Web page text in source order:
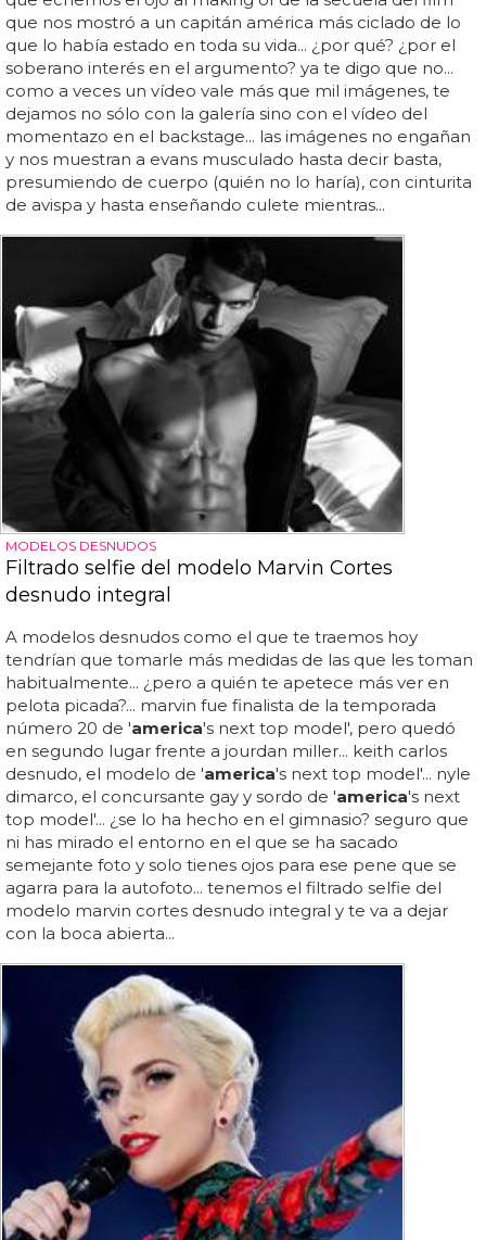
que nos mostró a un capitán américa más ciclado de lo
que lo había estado en toda su vida... ¿por qué? ¿por el
soberano interés en el argumento? ya te digo que no...
como a veces un vídeo vale más que mil imágenes, te
dejamos no sólo con la galería sino con el vídeo del
momentazo en el backstage... las imágenes no engañan
y nos muestran a evans musculado hasta decir basta,
presumiendo de cuerpo (quién no lo haría), con cinturita
de avispa y hasta enseñando culete mientras...
MODELOS DESNUDOS
Filtrado selfie del modelo Marvin Cortes
desnudo integral
A modelos desnudos como el que te traemos hoy
tendrían que tomarle más medidas de las que les toman
habitualmente... ¿pero a quién te apetece más ver en
pelota picada?... marvin fue finalista de la temporada
número 20 de 'america's next top model', pero quedó
en segundo lugar frente a jourdan miller... keith carlos
desnudo, el modelo de 'america's next top model'... nyle
dimarco, el concursante gay y sordo de 'america's next
top model'... ¿se lo ha hecho en el gimnasio? seguro que
ni has mirado el entorno en el que se ha sacado
semejante foto y solo tienes ojos para ese pene que se
agarra para la autofoto... tenemos el filtrado selfie del
modelo marvin cortes desnudo integral y te va a dejar
con la boca abierta...